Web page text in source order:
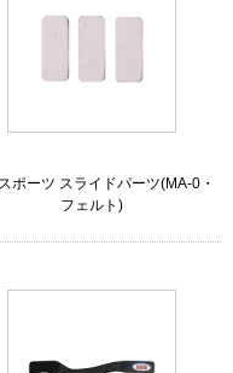
ポーツ スライドパーツ(MA-0・
フェルト)